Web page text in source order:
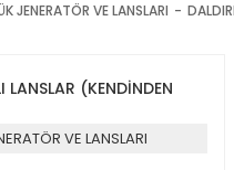
JENERATÖR VE LANSLARI
LANSLAR (KENDİNDEN
VE LANSLARI